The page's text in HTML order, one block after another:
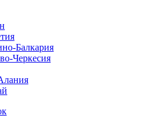
Балкария
Черкесия